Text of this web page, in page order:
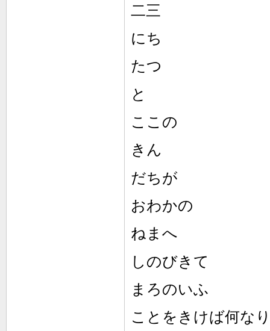
二三
にち
たつ
と
ここの
きん
だちが
おわかの
ねまへ
しのびきて
まろのいふ
ことをきけば何な